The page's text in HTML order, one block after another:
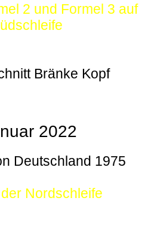
2 und Formel 3 auf
Bränke Kopf
2022
Deutschland 1975
Nordschleife